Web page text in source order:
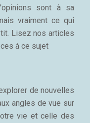
sont à sa
vraiment ce qui
Lisez nos articles
à ce sujet
de nouvelles
angles de vue sur
vie et celle des